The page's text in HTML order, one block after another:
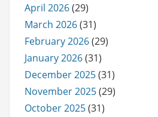
April 2026(29)
March 2026(31)
February 2026(29)
January 2026(31)
December 2025(31)
November 2025(29)
October 2025(31)